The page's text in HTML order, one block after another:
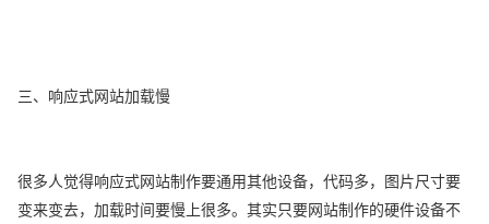
三、响应式网站加载慢
很多人觉得响应式网站制作要通用其他设备，代码多，图片尺寸要
变来变去，加载时间要慢上很多。其实只要网站制作的硬件设备不